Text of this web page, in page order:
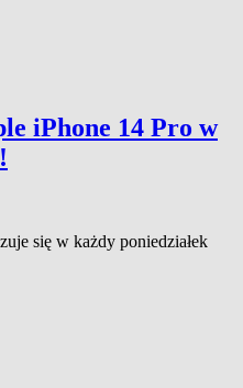
iPhone 14 Pro w
się w każdy poniedziałek